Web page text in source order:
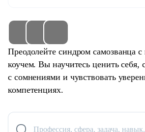
Преодолейте синдром самозванца
коучем. Вы научитесь ценить себя,
с сомнениями и чувствовать
компетенциях.
Профессия, сфера, задача,